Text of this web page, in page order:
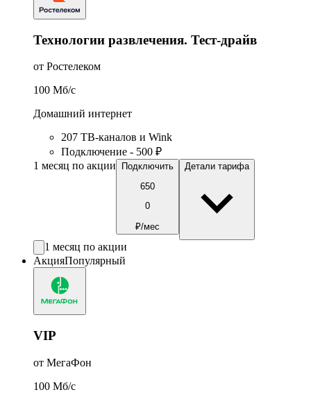
Технологии развлечения. Тест-драйв
от Ростелеком
100 Мб/c
Домашний интернет
207 ТВ-каналов и Wink
Подключение - 500 ₽
1 месяц по акции
Подключить
650
0
₽/мес
Детали тарифа
1 месяц по акции
АкцияПопулярный
VIP
от МегаФон
100 Мб/c